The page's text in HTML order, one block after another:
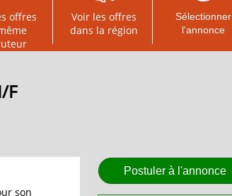
offres
Voir les offres
dans la région
Sélectionner
l'annonce
F
son
Postuler à l'annonce